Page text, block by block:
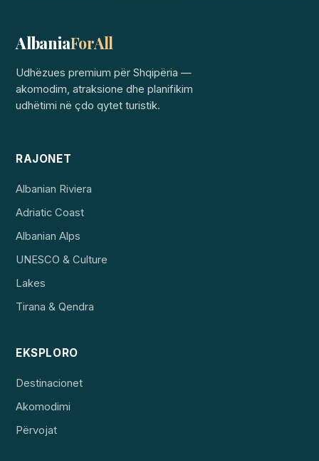
AlbaniaForAll
Udhëzues premium për Shqipëria —
akomodim, atraksione dhe planifikim
udhëtimi në çdo qytet turistik.
RAJONET
Albanian Riviera
Adriatic Coast
Albanian Alps
UNESCO & Culture
Lakes
Tirana & Qendra
EKSPLORO
Destinacionet
Akomodimi
Përvojat